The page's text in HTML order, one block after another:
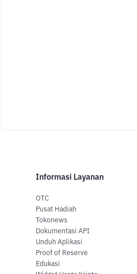
Informasi Layanan
OTC
Pusat Hadiah
Tokonews
Dokumentasi API
Unduh Aplikasi
Proof of Reserve
Edukasi